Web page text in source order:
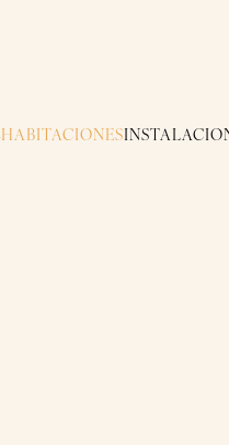
HABITACIONES